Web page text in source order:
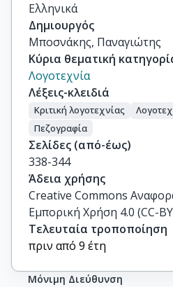
Ελληνικά
Δημιουργός
Μποσνάκης, Παναγιώτης
Κύρια θεματική
Λογοτεχνία
Λέξεις-κλειδιά
Κριτική λογοτεχνίας
Πεζογραφία
Σελίδες (από-έως)
338-344
Άδεια χρήσης
Creative Commons
Εμπορική Χρήση 4.0 (CC-
Τελευταία τροποποίηση
πριν από 9 έτη
Μόνιμη Διεύθυνση